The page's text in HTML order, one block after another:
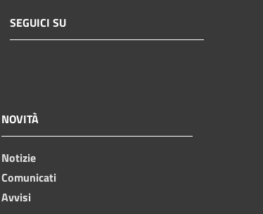
SEGUICI SU
NOVITÀ
Notizie
Comunicati
Avvisi